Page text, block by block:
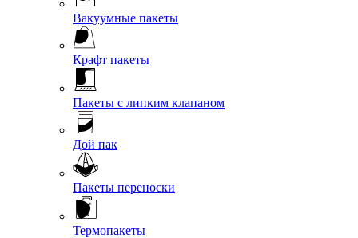
Вакуумные пакеты
Крафт пакеты
Пакеты с липким клапаном
Дой пак
Пакеты переноски
Термопакеты